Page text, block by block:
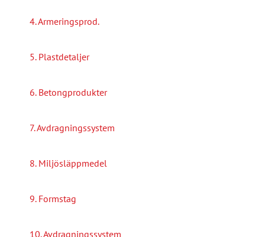
4. Armeringsprod.
5. Plastdetaljer
6. Betongprodukter
7. Avdragningssystem
8. Miljösläppmedel
9. Formstag
10. Avdragningssystem